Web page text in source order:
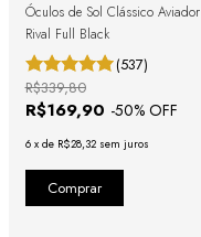
Óculos de Sol Clássico Aviador
Rival Full Black
(537)
R$169,90 -50% OFF
R$339,80
6 x de R$28,32 sem juros